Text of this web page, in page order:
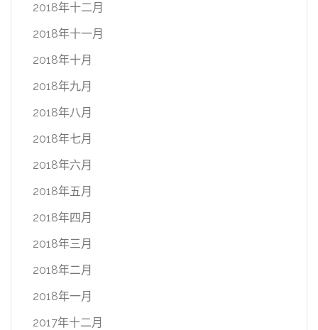
2018年十二月
2018年十一月
2018年十月
2018年九月
2018年八月
2018年七月
2018年六月
2018年五月
2018年四月
2018年三月
2018年二月
2018年一月
2017年十二月